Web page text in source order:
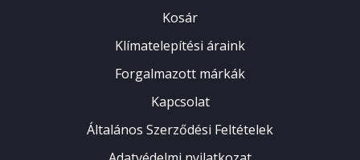
Kosár
Klímatelepítési áraink
Forgalmazott márkák
Kapcsolat
Általános Szerződési Feltételek